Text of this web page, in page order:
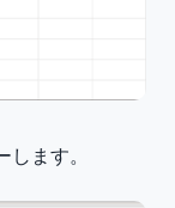
ます。